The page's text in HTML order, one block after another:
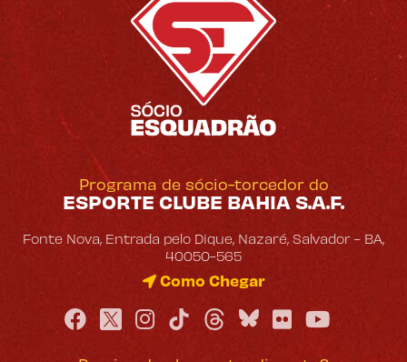
Programa de sócio-torcedor do
ESPORTE CLUBE BAHIA S.A.F.
Fonte Nova, Entrada pelo Dique, Nazaré, Salvador - BA,
40050-565​
Como Chegar